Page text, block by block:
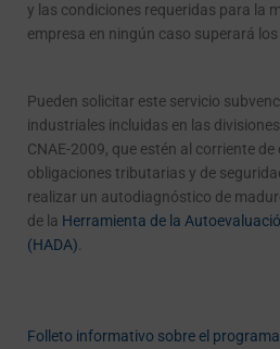
y las condiciones requeridas para la
empresa en ningún caso superará
Pueden solicitar este servicio
industriales incluidas en las
CNAE-2009, que estén al corriente
obligaciones tributarias y de
realizar un autodiagnóstico de
de la Herramienta de la
(HADA)
Folleto informativo sobre el